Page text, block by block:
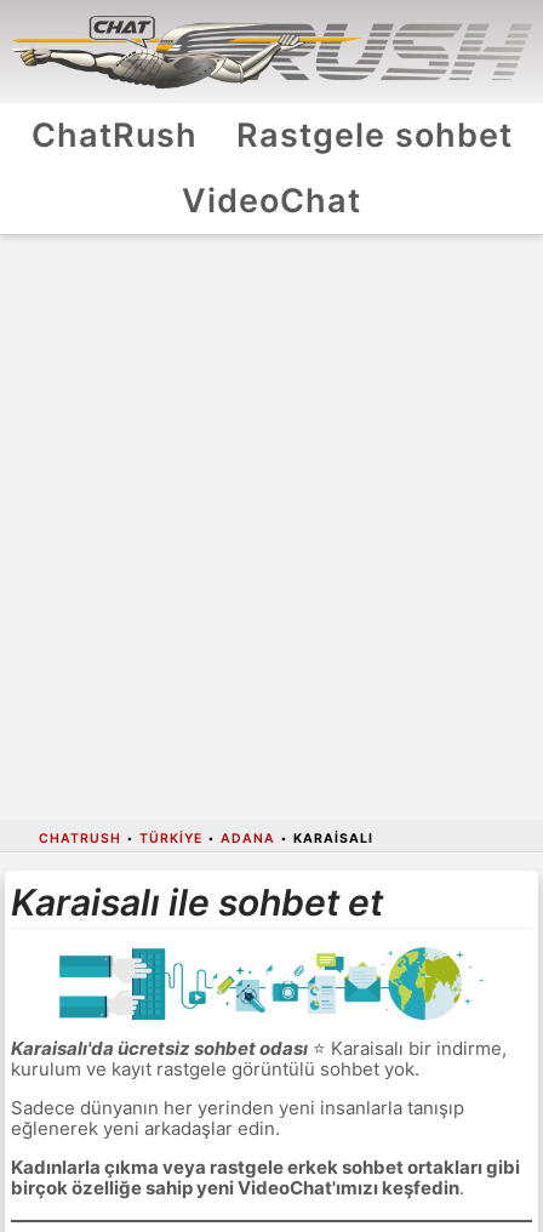
ChatRush
Rastgele sohbet
VideoChat
CHATRUSH • TÜRKIYE • ADANA • KARAISALI
Karaisalı ile sohbet et
Karaisalı'da ücretsiz sohbet odası⭐ Karaisalı bir indirme,
kurulum ve kayıt rastgele görüntülü sohbet yok.
Sadece dünyanın her yerinden yeni insanlarla tanışıp
eğlenerek yeni arkadaşlar edin.
Kadınlarla çıkma veya rastgele erkek sohbet ortakları gibi
birçok özelliğe sahip yeni VideoChat'ımızı keşfedin.